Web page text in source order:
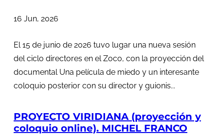
16 Jun, 2026
El 15 de junio de 2026 tuvo lugar una nueva sesión
del ciclo directores en el Zoco, con la proyección del
documental Una película de miedo y un interesante
coloquio posterior con su director y guionis...
PROYECTO VIRIDIANA (proyección y
coloquio online). MICHEL FRANCO